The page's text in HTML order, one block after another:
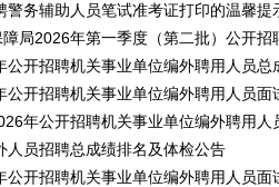
警务辅助人员笔试准考证打印的温馨提
局2026年第一季度（第二批）公开
公开招聘机关事业单位编外聘用人员
公开招聘机关事业单位编外聘用人员
年公开招聘机关事业单位编外聘用
人员招聘总成绩排名及体检公告
公开招聘机关事业单位编外聘用人员面